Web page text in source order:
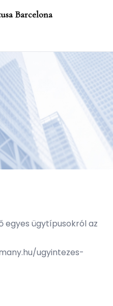
Barcelona
egyes ügytípusokról az
ugyintezes-